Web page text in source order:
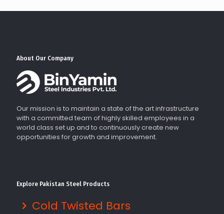
About Our Company
Our mission is to maintain a state of the art infrastructure
with a committed team of highly skilled employees in a
world class set up and to continuously create new
opportunities for growth and improvement.
Explore Pakistan Steel Products
Cold Twisted Bars